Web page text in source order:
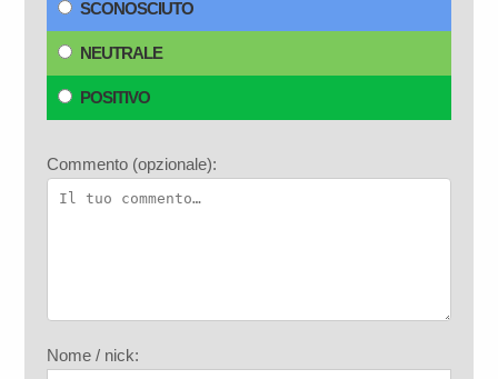
SCONOSCIUTO
NEUTRALE
POSITIVO
Commento (opzionale):
Nome / nick: